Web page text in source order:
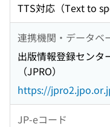
TTS対応（Text to
連携機関・データベ
出版情報登録センタ
（JPRO）
https://
JP-eコード